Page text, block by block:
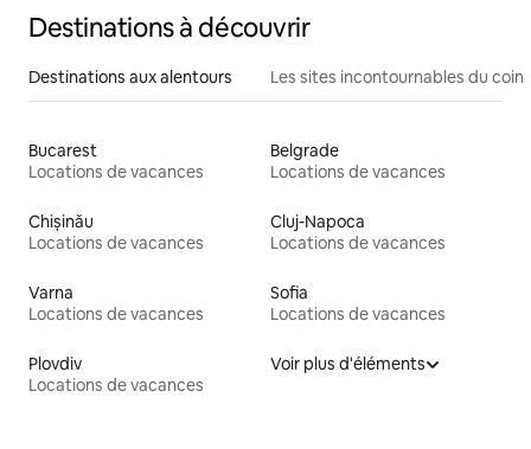
Destinations à découvrir
Destinations aux alentours Les sites incontournables du coin
Bucarest
Locations de vacances
Belgrade
Locations de vacances
Chișinău
Locations de vacances
Cluj-Napoca
Locations de vacances
Varna
Locations de vacances
Sofia
Locations de vacances
Plovdiv
Locations de vacances
Voir plus d'éléments